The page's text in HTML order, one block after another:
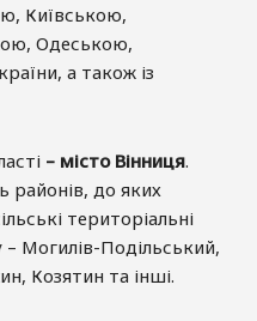
Київською,
Одеською,
а також із
– місто Вінниця.
районів, до яких
територіальні
Могилів-Подільський,
Козятин та інші.